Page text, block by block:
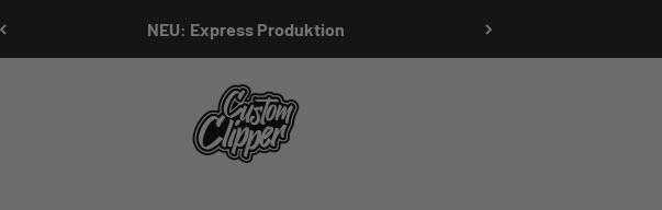
NEU: Express Produktion
Customclipper